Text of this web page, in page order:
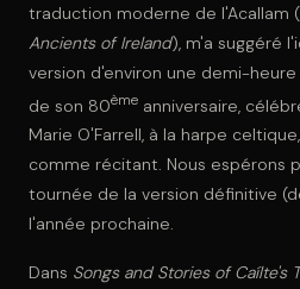
traduction moderne de l'Acallam (
Ancients of Ireland), m'a suggéré
version d'environ une demi-
de son 80ème anniversaire,
Marie O'Farrell, à la harpe
comme récitant. Nous espérons
tournée de la version définitive
l'année prochaine.
Dans Songs and Stories of Caílte's